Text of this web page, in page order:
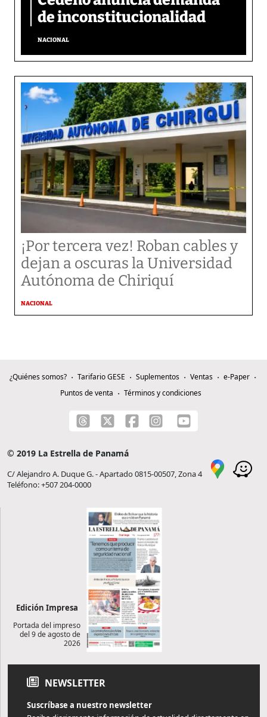
de inconstitucionalidad
NACIONAL
¡Por tercera vez! Roban cables y
dejan a oscuras la Universidad
Autónoma de Chiriquí
NACIONAL
¿Quiénes somos? Tarifario GESE Suplementos Ventas
e-Paper
Puntos de venta
Términos y condiciones
© 2019 La Estrella de Panamá
C/ Alejandro A. Duque G. - Apartado 0815-00507, Zona 4
Teléfono: +507 204-0000
Edición Impresa
Portada del impreso
del 9 de agosto de
2026
NEWSLETTER
Suscríbase a nuestro newsletter